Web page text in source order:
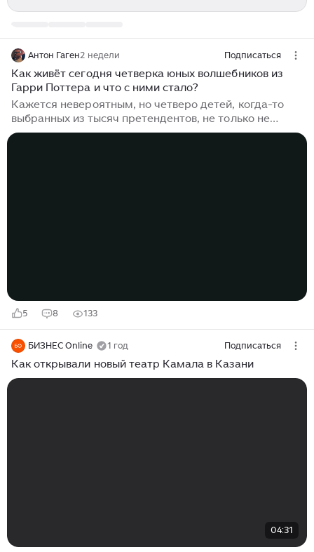
Антон Гаген2 недели Подписаться
Как живёт сегодня четверка юных волшебников из
Гарри Поттера и что с ними стало?
Кажется невероятным, но четверо детей, когда-то
выбранных из тысяч претендентов, не только не
исчезли с радаров, но и стали одними из самых
5 8 133
БИЗНЕС Online 1 год Подписаться
Как открывали новый театр Камала в Казани
04:31